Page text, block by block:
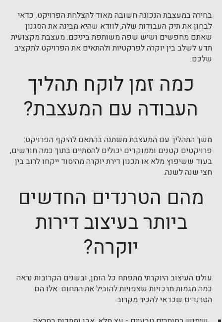
בחירה במעצבת הנכונה חשובה מאוד להצלחת הפרויקט. כדאי
לבחון את תיק העבודות שלה, לוודא שהיא מבינה את הסגנון
שאתם מחפשים ושיש שפה משותפת ביניכם. מעצבת מקצועית
תדע לשלב בין יוקרה לפרקטיות ולהתאים את הפרויקט לתקציב
שלכם.
כמה זמן לוקח תהליך
העבודה עם המעצבת?
משך התהליך עם המעצבת משתנה בהתאם להיקף הפרויקט:
פרויקטים קטנים וממוקדים יכולים להסתיים בתוך כמה חודשים,
בעוד ששיפוץ מלא או תכנון דירת יוקרה מהיסוד ייקחו לרוב בין
חצי שנה לשנה.
מהם הטרנדים החדשים
ביותר בעיצוב דירות
יוקרה?
עולם העיצוב היוקרתי מתפתח כל הזמן, ובשנים הקרובות נראה
כמה מגמות מרכזיות שצפויות להוביל את התחום. אלו הם
הטרנדים שכדאי להכיר מקרוב: